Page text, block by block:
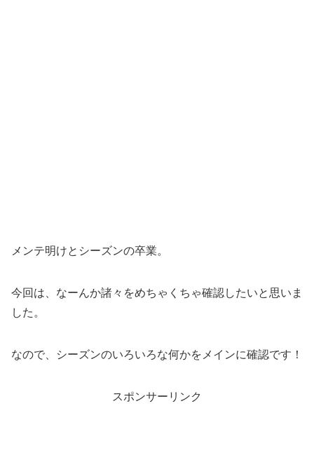
メンテ明けとシーズンの卒業。
今回は、なーんか諸々をめちゃくちゃ確認したいと思いま
した。
なので、シーズンのいろいろな何かをメインに確認です！
スポンサーリンク